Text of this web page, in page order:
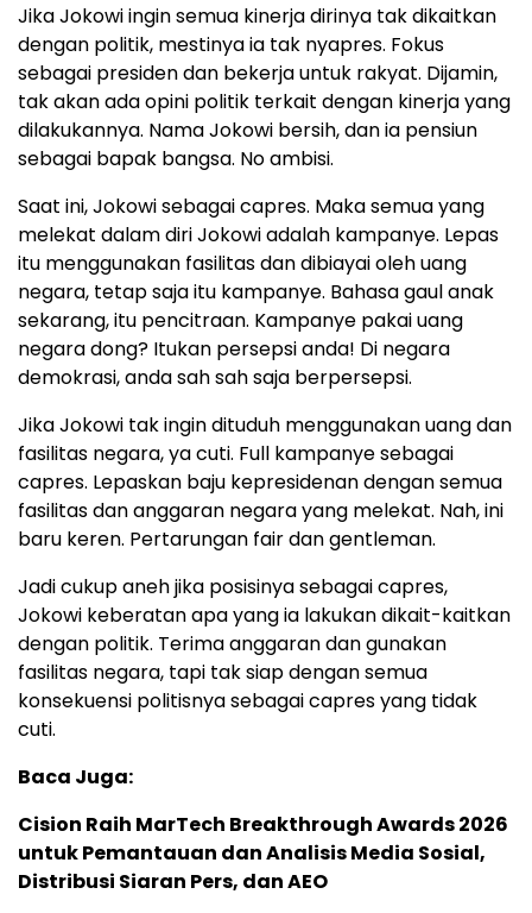
Jika Jokowi ingin semua kinerja dirinya tak dikaitkan
dengan politik, mestinya ia tak nyapres. Fokus
sebagai presiden dan bekerja untuk rakyat. Dijamin,
tak akan ada opini politik terkait dengan kinerja yang
dilakukannya. Nama Jokowi bersih, dan ia pensiun
sebagai bapak bangsa. No ambisi.
Saat ini, Jokowi sebagai capres. Maka semua yang
melekat dalam diri Jokowi adalah kampanye. Lepas
itu menggunakan fasilitas dan dibiayai oleh uang
negara, tetap saja itu kampanye. Bahasa gaul anak
sekarang, itu pencitraan. Kampanye pakai uang
negara dong? Itukan persepsi anda! Di negara
demokrasi, anda sah sah saja berpersepsi.
Jika Jokowi tak ingin dituduh menggunakan uang dan
fasilitas negara, ya cuti. Full kampanye sebagai
capres. Lepaskan baju kepresidenan dengan semua
fasilitas dan anggaran negara yang melekat. Nah, ini
baru keren. Pertarungan fair dan gentleman.
Jadi cukup aneh jika posisinya sebagai capres,
Jokowi keberatan apa yang ia lakukan dikait-kaitkan
dengan politik. Terima anggaran dan gunakan
fasilitas negara, tapi tak siap dengan semua
konsekuensi politisnya sebagai capres yang tidak
cuti.
Baca Juga:
Cision Raih MarTech Breakthrough Awards 2026
untuk Pemantauan dan Analisis Media Sosial,
Distribusi Siaran Pers, dan AEO